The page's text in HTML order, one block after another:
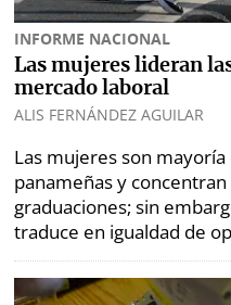
INFORME NACIONAL
Las mujeres lideran
mercado laboral
ALIS FERNÁNDEZ AGUILAR
Las mujeres son
panameñas y
graduaciones; sin
traduce en igualdad de